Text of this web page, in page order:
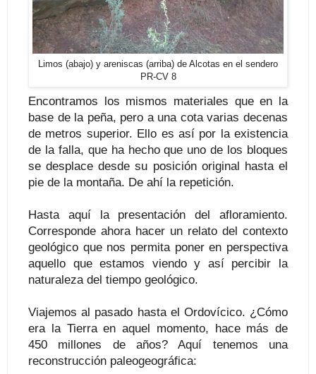
Limos (abajo) y areniscas (arriba) de Alcotas en el sendero
PR-CV 8
Encontramos los mismos materiales que en la
base de la peña, pero a una cota varias decenas
de metros superior. Ello es así por la existencia
de la falla, que ha hecho que uno de los bloques
se desplace desde su posición original hasta el
pie de la montaña. De ahí la repetición.
Hasta aquí la presentación del afloramiento.
Corresponde ahora hacer un relato del contexto
geológico que nos permita poner en perspectiva
aquello que estamos viendo y así percibir la
naturaleza del tiempo geológico.
Viajemos al pasado hasta el Ordovícico. ¿Cómo
era la Tierra en aquel momento, hace más de
450 millones de años? Aquí tenemos una
reconstrucción paleogeográfica: